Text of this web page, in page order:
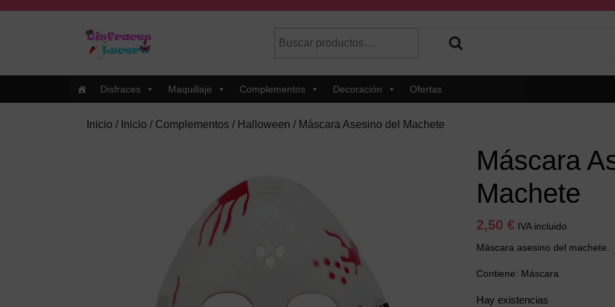
Cuando hay resultados autocompletados, puedes utilizar las
Disfraces Maquillaje Complementos Decoración Ofertas
Inicio / Inicio / Complementos / Halloween / Máscara Asesino del Machete
Máscara
Machete
2,50 € IVA incluido
Máscara asesino del machete.
Contiene: Máscara.
Hay existencias